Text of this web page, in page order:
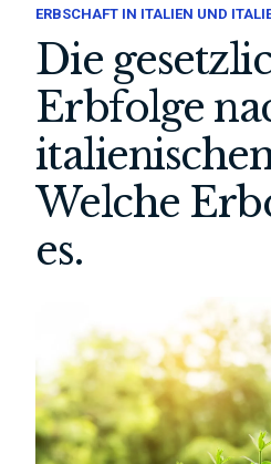
ERBSCHAFT IN ITALIEN UND
Die
Erbfolge
Welche
es.